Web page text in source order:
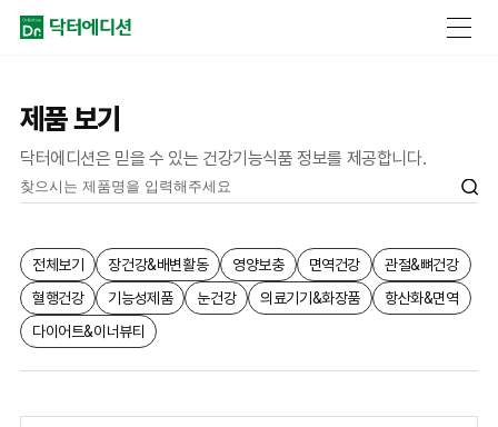
제품 보기
닥터에디션은 믿을 수 있는 건강기능식품 정보를 제공합니다.
전체보기 장건강&배변활동 영양보충 면역건강
관절&뼈건강
혈행건강
기능성제품 눈건강 의료기기&화장품
항산화&면역
다이어트&이너뷰티